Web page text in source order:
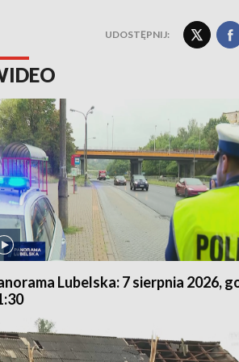
UDOSTĘPNIJ:
Lubelska: 7 sierpnia 2026,